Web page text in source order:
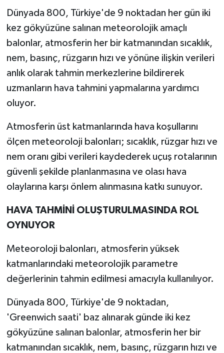
Dünyada 800, Türkiye'de 9 noktadan her gün iki
kez gökyüzüne salınan meteorolojik amaçlı
balonlar, atmosferin her bir katmanından sıcaklık,
nem, basınç, rüzgarın hızı ve yönüne ilişkin verileri
anlık olarak tahmin merkezlerine bildirerek
uzmanların hava tahmini yapmalarına yardımcı
oluyor.
Atmosferin üst katmanlarında hava koşullarını
ölçen meteoroloji balonları; sıcaklık, rüzgar hızı ve
nem oranı gibi verileri kaydederek uçuş rotalarının
güvenli şekilde planlanmasına ve olası hava
olaylarına karşı önlem alınmasına katkı sunuyor.
HAVA TAHMİNİ OLUŞTURULMASINDA ROL
OYNUYOR
Meteoroloji balonları, atmosferin yüksek
katmanlarındaki meteorolojik parametre
değerlerinin tahmin edilmesi amacıyla kullanılıyor.
Dünyada 800, Türkiye'de 9 noktadan,
'Greenwich saati' baz alınarak günde iki kez
gökyüzüne salınan balonlar, atmosferin her bir
katmanından sıcaklık, nem, basınç, rüzgarın hızı ve